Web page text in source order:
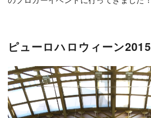
ピューロハロウィーン2015